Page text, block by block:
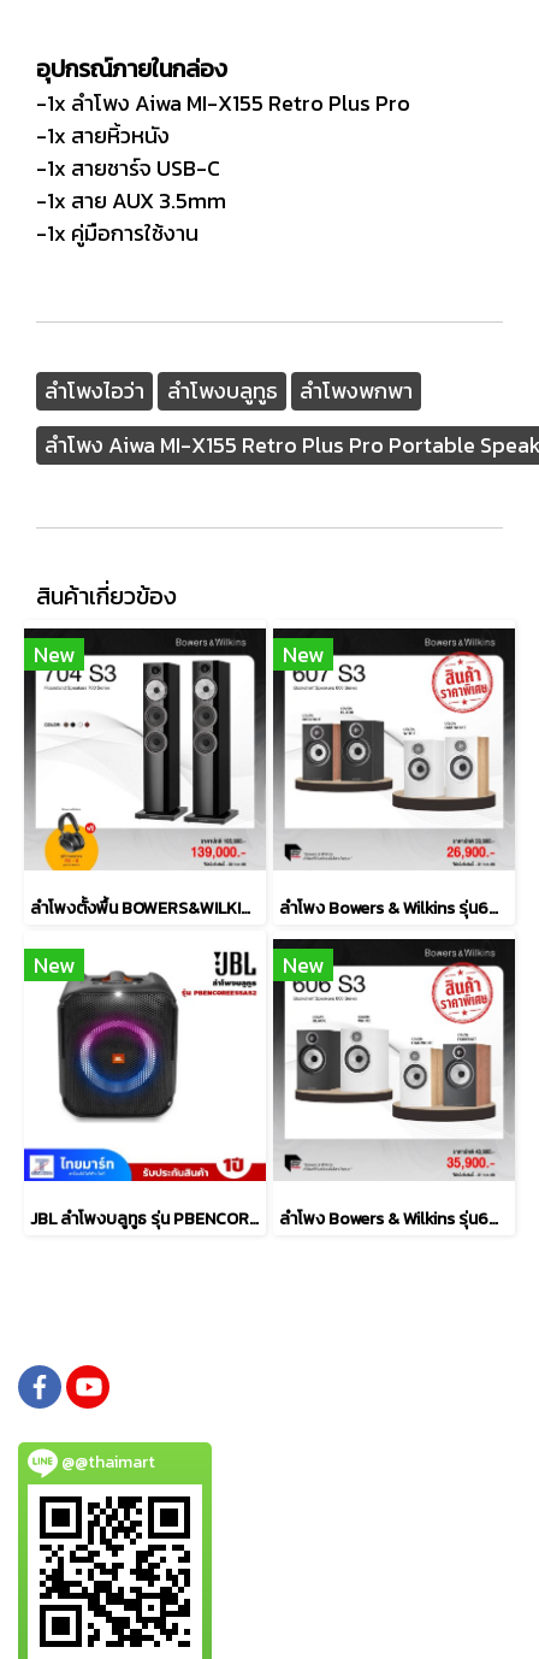
อุปกรณ์ภายในกล่อง
-1x ลำโพง Aiwa MI-X155 Retro Plus Pro
-1x สายหิ้วหนัง
-1x สายชาร์จ USB-C
-1x สาย AUX 3.5mm
-1x คู่มือการใช้งาน
ลำโพงไอว่า ลำโพงบลูทูธ
ลำโพงพกพา
ลำโพง Aiwa MI-X155 Retro Plus Pro Portable
สินค้าเกี่ยวข้อง
New
ลำโพงตั้งพื้น BOWERS&WILKINS รุ่น 704 S3
New
ลำโพง Bowers & Wilkins รุ่น607 S3
New
JBL ลำโพงบลูทูธ รุ่น PBENCOREESSAS2-Black
New
ลำโพง Bowers & Wilkins รุ่น606 S3
@@thaimart